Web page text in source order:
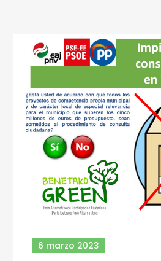
6 marzo 2023